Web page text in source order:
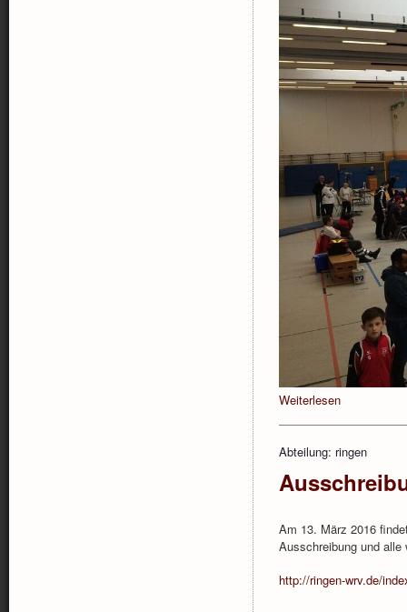
Weiterlesen
Abteilung: ringen
Am 13. März 2016
Ausschreibung und
http://ringen-wrv.de/